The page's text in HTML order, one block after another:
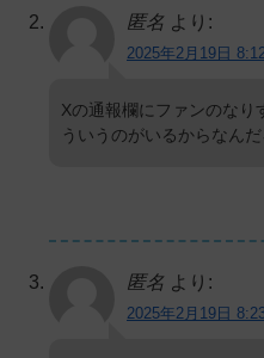
匿名 より:
2025年2月19日
Xの通報欄にファンのなり
ういうのがいるからなん
匿名 より:
2025年2月19日